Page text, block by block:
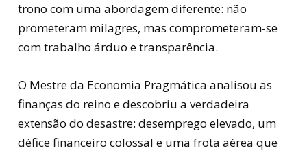
trono com uma abordagem diferente: não
prometeram milagres, mas comprometeram-se
com trabalho árduo e transparência.
O Mestre da Economia Pragmática analisou as
finanças do reino e descobriu a verdadeira
extensão do desastre: desemprego elevado, um
défice financeiro colossal e uma frota aérea que